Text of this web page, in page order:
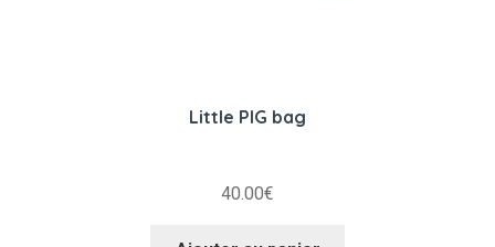
Little PIG bag
40.00€